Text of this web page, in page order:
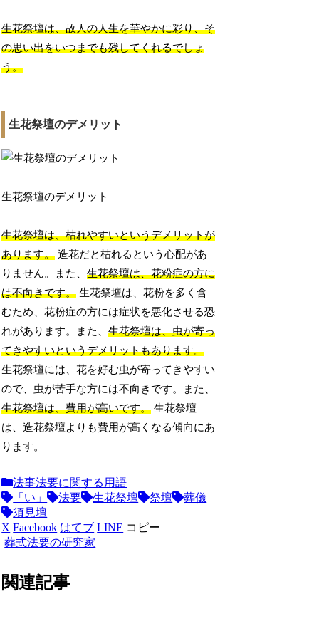
生花祭壇は、故人の人生を華やかに彩り、そ
の思い出をいつまでも残してくれるでしょ
う。
生花祭壇のデメリット
生花祭壇のデメリット
生花祭壇は、枯れやすいというデメリットが
あります。 造花だと枯れるという心配があ
りません。また、生花祭壇は、花粉症の方に
は不向きです。 生花祭壇は、花粉を多く含
むため、花粉症の方には症状を悪化させる恐
れがあります。また、生花祭壇は、虫が寄っ
てきやすいというデメリットもあります。
生花祭壇には、花を好む虫が寄ってきやすい
ので、虫が苦手な方には不向きです。また、
生花祭壇は、費用が高いです。 生花祭壇
は、造花祭壇よりも費用が高くなる傾向にあ
ります。
法事法要に関する用語
「い」
法要 生花祭壇 祭壇
葬儀
須見壇
X Facebook はてブ LINE コピー
葬式法要の研究家
関連記事